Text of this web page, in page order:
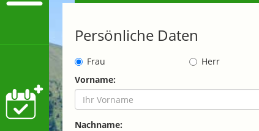
Persönliche Daten
Frau
Herr
Vorname:
Nachname: